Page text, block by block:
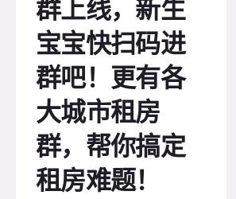
群上线，新生
宝宝快扫码进
群吧！更有各
大城市租房
群，帮你搞定
租房难题！